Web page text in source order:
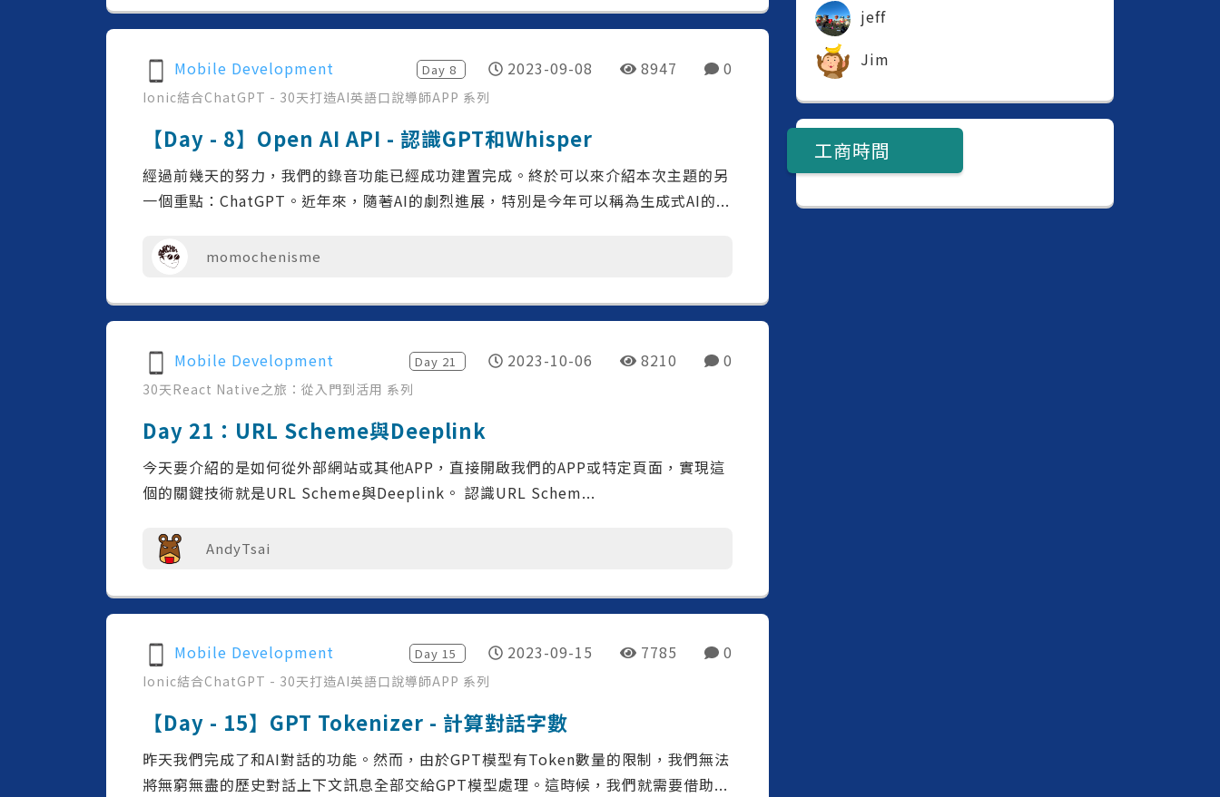
Mobile Development Day 8 2023-09-08 8947 0
Ionic結合ChatGPT - 30天打造AI英語口說導師APP 系列
【Day - 8】Open AI API - 認識GPT和Whisper
經過前幾天的努力，我們的錄音功能已經成功建置完成。終於可以來介紹本次主題的另
一個重點：ChatGPT。近年來，隨著AI的劇烈進展，特別是今年可以稱為生成式AI的...
momochenisme
Mobile Development Day 21 2023-10-06 8210 0
30天React Native之旅：從入門到活用 系列
Day 21：URL Scheme與Deeplink
今天要介紹的是如何從外部網站或其他APP，直接開啟我們的APP或特定頁面，實現這
個的關鍵技術就是URL Scheme與Deeplink。 認識URL Schem...
AndyTsai
Mobile Development Day 15 2023-09-15 7785 0
Ionic結合ChatGPT - 30天打造AI英語口說導師APP 系列
【Day - 15】GPT Tokenizer - 計算對話字數
昨天我們完成了和AI對話的功能。然而，由於GPT模型有Token數量的限制，我們無法
將無窮無盡的歷史對話上下文訊息全部交給GPT模型處理。這時候，我們就需要借助...
jeff
Jim
工商時間